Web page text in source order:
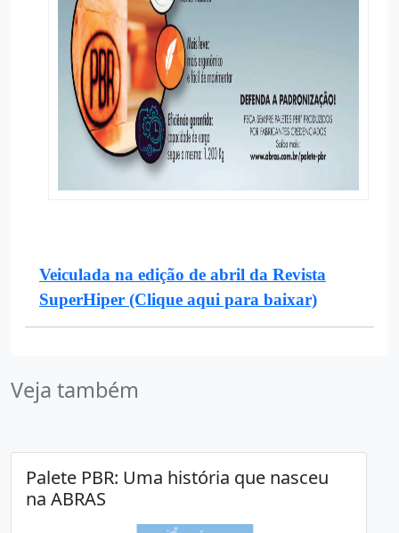
Veiculada na edição de abril da Revista
SuperHiper (Clique aqui para baixar)
Veja também
Palete PBR: Uma história que nasceu
na ABRAS